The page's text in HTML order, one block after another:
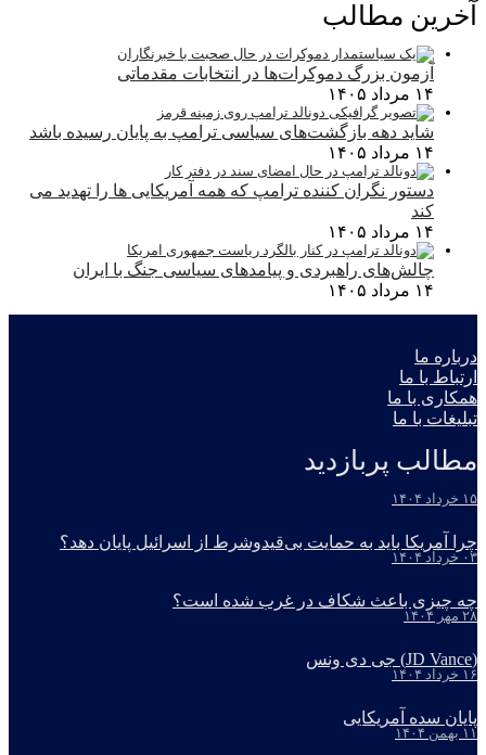
آخرین مطالب
آزمون بزرگ دموکرات‌ها در انتخابات مقدماتی
۱۴ مرداد ۱۴۰۵
شاید دهه بازگشت‌های سیاسی ترامپ به پایان رسیده باشد
۱۴ مرداد ۱۴۰۵
دستور نگران کننده ترامپ که همه آمریکایی ها را تهدید می
کند
۱۴ مرداد ۱۴۰۵
چالش‌های راهبردی و پیامدهای سیاسی جنگ با ایران
۱۴ مرداد ۱۴۰۵
درباره ما
ارتباط با ما
همکاری با ما
تبلیغات با ما
مطالب پربازدید
۱۵ خرداد ۱۴۰۴
چرا آمریکا باید به حمایت بی‌قیدوشرط از اسرائیل پایان دهد؟
۰۳ خرداد ۱۴۰۴
چه چیزی باعث شکاف در غرب شده است؟
۲۸ مهر ۱۴۰۴
(JD Vance) جی دی ونس
۱۶ خرداد ۱۴۰۴
پایان سده آمریکایی
۱۱ بهمن ۱۴۰۴